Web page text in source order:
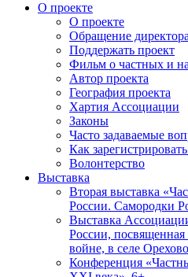
О проекте
О проекте
Обращение директора
Поддержать проект
Фильм о частных и
Автор проекта
География проекта
Хартия Ассоциации
Законы
Часто задаваемые
Как
Волонтерство
Выставка
Вторая выставка
России. Самородки
Выставка
России,
войне, в селе
Конференция